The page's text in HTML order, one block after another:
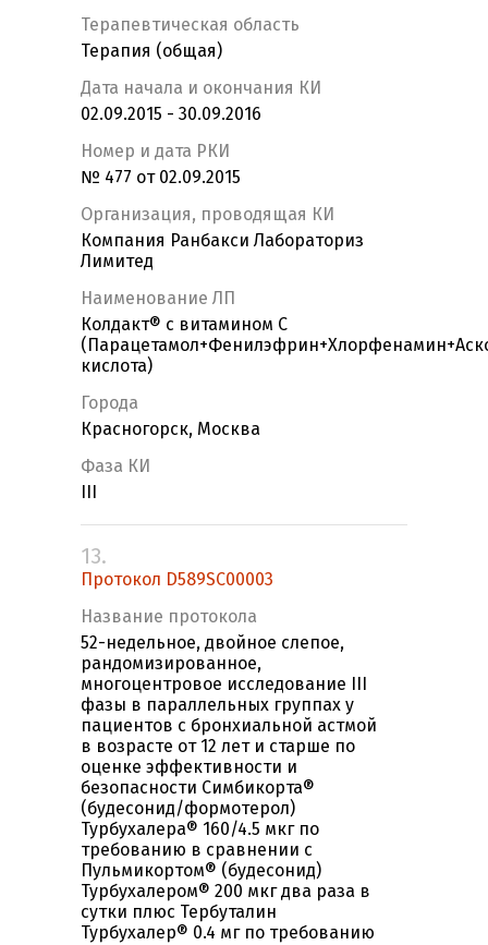
Терапевтическая область
Терапия (общая)
Дата начала и окончания КИ
02.09.2015 - 30.09.2016
Номер и дата РКИ
№ 477 от 02.09.2015
Организация, проводящая КИ
Компания Ранбакси Лабораториз
Лимитед
Наименование ЛП
Колдакт® с витамином С
кислота)
Города
Красногорск, Москва
Фаза КИ
13.
Протокол D589SC00003
Название протокола
52-недельное, двойное слепое,
рандомизированное,
многоцентровое исследование III
фазы в параллельных группах у
пациентов с бронхиальной астмой
в возрасте от 12 лет и старше по
оценке эффективности и
безопасности Симбикорта®
(будесонид/формотерол)
Турбухалера® 160/4.5 мкг по
требованию в сравнении с
Пульмикортом® (будесонид)
Турбухалером® 200 мкг два раза в
сутки плюс Тербуталин
Турбухалер® 0.4 мг по требованию